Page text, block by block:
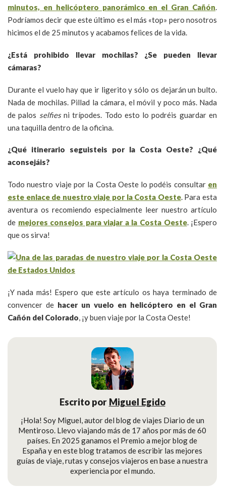
minutos, en helicóptero panorámico en el Gran Cañón.
Podríamos decir que este último es el más «top» pero nosotros
hicimos el de 25 minutos y acabamos felices de la vida.
¿Está prohibido llevar mochilas? ¿Se pueden llevar
cámaras?
Durante el vuelo hay que ir ligerito y sólo os dejarán un bulto.
Nada de mochilas. Pillad la cámara, el móvil y poco más. Nada
de palos selfiesni trípodes. Todo esto lo podréis guardar en
una taquilla dentro de la oficina.
¿Qué itinerario seguisteis por la Costa Oeste? ¿Qué
aconsejáis?
Todo nuestro viaje por la Costa Oeste lo podéis consultar en
este enlace de nuestro viaje por la Costa Oeste. Para esta
aventura os recomiendo especialmente leer nuestro artículo
de mejores consejos para viajar a la Costa Oeste. ¡Espero
que os sirva!
¡Y nada más! Espero que este artículo os haya terminado de
convencer de hacer un vuelo en helicóptero en el Gran
Cañón del Colorado, ¡y buen viaje por la Costa Oeste!
Escrito por Miguel Egido
¡Hola! Soy Miguel, autor del blog de viajes Diario de un
Mentiroso. Llevo viajando más de 17 años por más de 60
países. En 2025 ganamos el Premio a mejor blog de
España y en este blog tratamos de escribir las mejores
guías de viaje, rutas y consejos viajeros en base a nuestra
experiencia por el mundo.